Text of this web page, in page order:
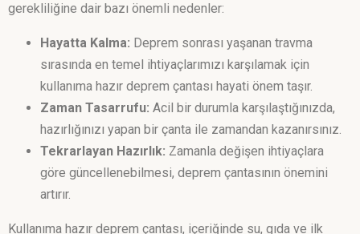
gerekliliğine dair bazı önemli nedenler:
Hayatta Kalma: Deprem sonrası yaşanan travma
sırasında en temel ihtiyaçlarımızı karşılamak için
kullanıma hazır deprem çantası hayati önem taşır.
Zaman Tasarrufu: Acil bir durumla karşılaştığınızda,
hazırlığınızı yapan bir çanta ile zamandan kazanırsınız.
Tekrarlayan Hazırlık: Zamanla değişen ihtiyaçlara
göre güncellenebilmesi, deprem çantasının önemini
artırır.
Kullanıma hazır deprem çantası, içeriğinde su, gıda ve ilk